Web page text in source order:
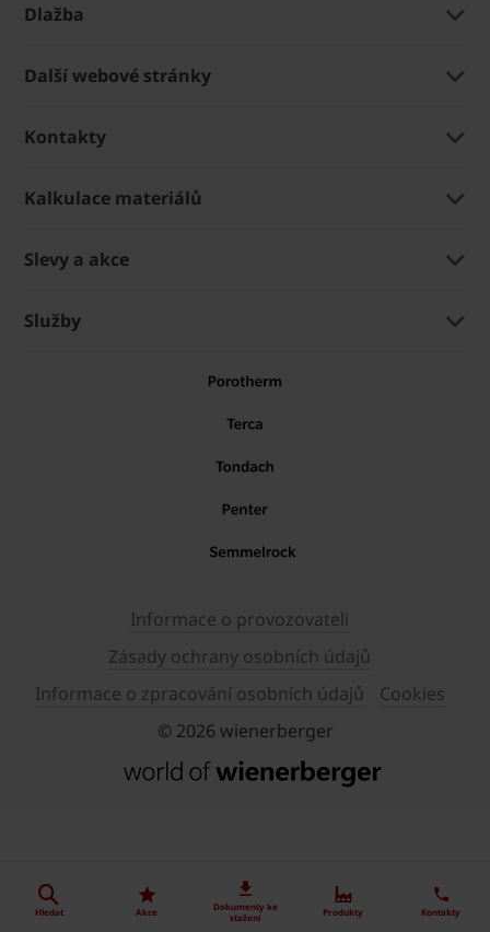
Hledat Akce
Dokumenty ke
stažení
Produkty Kontakty
Dlažba
Další webové stránky
Kontakty
Kalkulace materiálů
Slevy a akce
Služby
Informace o provozovateli
Zásady ochrany osobních údajů
Informace o zpracování osobních údajů
Cookies
© 2026 wienerberger